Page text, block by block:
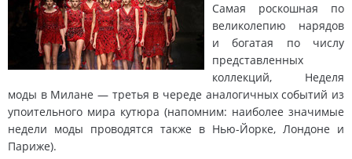
Самая роскошная по
великолепию нарядов
и богатая по числу
представленных
коллекций, Неделя
моды в Милане — третья в череде аналогичных событий из
упоительного мира кутюра (напомним: наиболее значимые
недели моды проводятся также в Нью-Йорке, Лондоне и
Париже).